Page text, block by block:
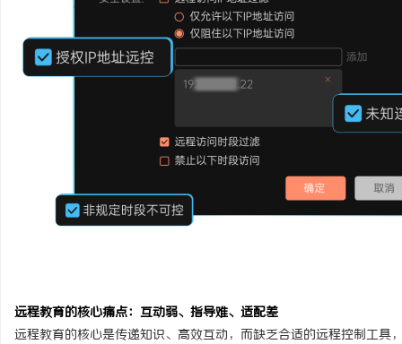
远程教育的核心痛点：互动弱、指导难、适配差
远程教育的核心是传递知识、高效互动，而缺乏合适的远程控制工
析包子影视：全方位领略在线视频资源平台 河马影视：打造全新沉